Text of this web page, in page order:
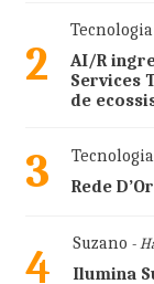
2
Tecnologia
AI/R
Services
de
3 Tecnologia
Rede
4 Suzano -
Ilumina